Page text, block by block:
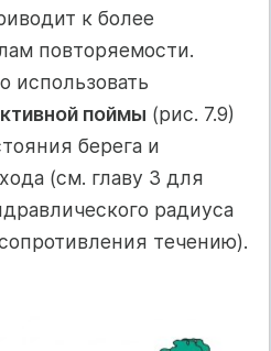
к более
повторяемости.
использовать
поймы (рис. 7.9)
берега и
(см. главу 3 для
радиуса
течению).